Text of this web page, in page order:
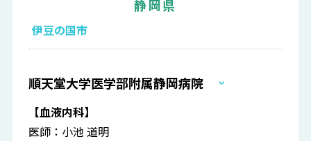
静岡県
伊豆の国市
順天堂大学医学部附属静岡病院
【血液内科】
医師：小池 道明